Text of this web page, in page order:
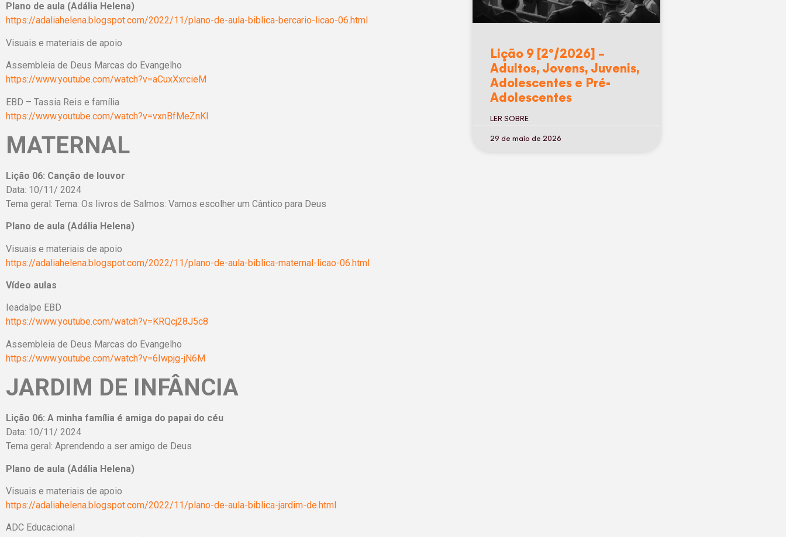
Plano de aula (Adália Helena)
https://adaliahelena.blogspot.com/2022/11/plano-de-aula-biblica-bercario-licao-06.html
Visuais e materiais de apoio
Assembleia de Deus Marcas do Evangelho
https://www.youtube.com/watch?v=aCuxXxrcieM
EBD – Tassia Reis e família
https://www.youtube.com/watch?v=vxnBfMeZnKI
MATERNAL
Lição 06: Canção de louvor
Data: 10/11/ 2024
Tema geral: Tema: Os livros de Salmos: Vamos escolher um Cântico para Deus
Plano de aula (Adália Helena)
Visuais e materiais de apoio
https://adaliahelena.blogspot.com/2022/11/plano-de-aula-biblica-maternal-licao-06.html
Vídeo aulas
Ieadalpe EBD
https://www.youtube.com/watch?v=KRQcj28J5c8
Assembleia de Deus Marcas do Evangelho
https://www.youtube.com/watch?v=6Iwpjg-jN6M
JARDIM DE INFÂNCIA
Lição 06: A minha família é amiga do papai do céu
Data: 10/11/ 2024
Tema geral: Aprendendo a ser amigo de Deus
Plano de aula (Adália Helena)
Visuais e materiais de apoio
https://adaliahelena.blogspot.com/2022/11/plano-de-aula-biblica-jardim-de.html
ADC Educacional
Lição 9 [2º/2026] –
Adultos, Jovens, Juvenis,
Adolescentes e Pré-
Adolescentes
LER SOBRE
29 de maio de 2026